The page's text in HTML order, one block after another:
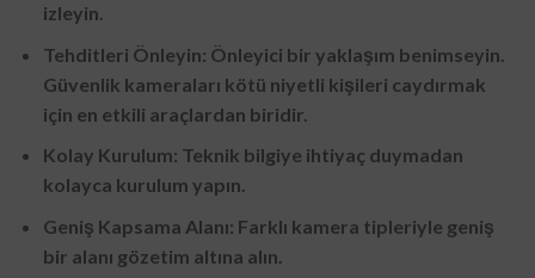
izleyin.
Tehditleri Önleyin: Önleyici bir yaklaşım benimseyin.
Güvenlik kameraları kötü niyetli kişileri caydırmak
için en etkili araçlardan biridir.
Kolay Kurulum: Teknik bilgiye ihtiyaç duymadan
kolayca kurulum yapın.
Geniş Kapsama Alanı: Farklı kamera tipleriyle geniş
bir alanı gözetim altına alın.